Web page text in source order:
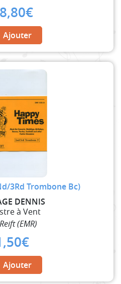
€
Ajouter
3Rd Trombone Bc)
DENNIS
à Vent
(EMR)
€
Ajouter